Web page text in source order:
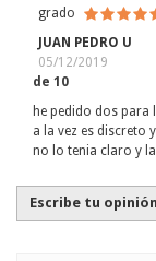
grado
JUAN PEDRO U
05/12/2019
de 10
he pedido dos para
a la vez es discreto
no lo tenia claro y
Escribe tu